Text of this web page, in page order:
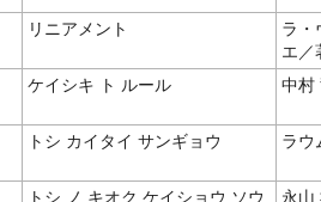
リニアメント
ラ・
エ／
ケイシキ ト ルール 中村
トシ カイタイ サンギョウ ラウ
トシ ノ キオク ケイショウ ソウ
永山